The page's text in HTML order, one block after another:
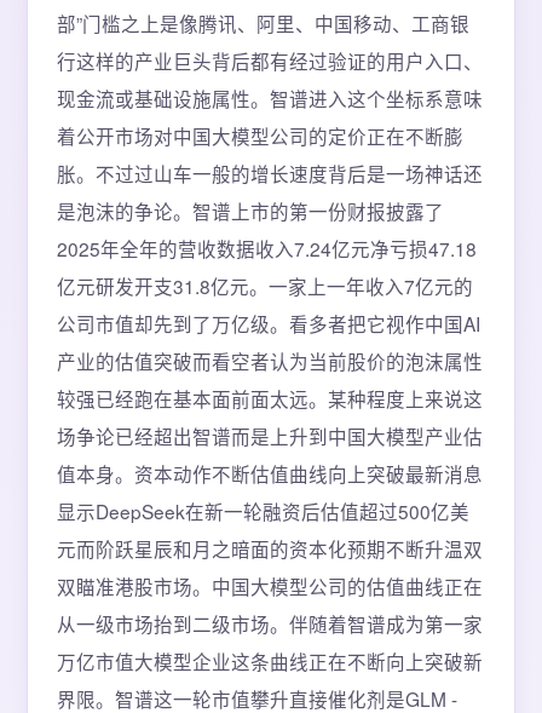
部”门槛之上是像腾讯、阿里、中国移动、工商银
行这样的产业巨头背后都有经过验证的用户入口、
现金流或基础设施属性。智谱进入这个坐标系意味
着公开市场对中国大模型公司的定价正在不断膨
胀。不过过山车一般的增长速度背后是一场神话还
是泡沫的争论。智谱上市的第一份财报披露了
2025年全年的营收数据收入7.24亿元净亏损47.18
亿元研发开支31.8亿元。一家上一年收入7亿元的
公司市值却先到了万亿级。看多者把它视作中国AI
产业的估值突破而看空者认为当前股价的泡沫属性
较强已经跑在基本面前面太远。某种程度上来说这
场争论已经超出智谱而是上升到中国大模型产业估
值本身。资本动作不断估值曲线向上突破最新消息
显示DeepSeek在新一轮融资后估值超过500亿美
元而阶跃星辰和月之暗面的资本化预期不断升温双
双瞄准港股市场。中国大模型公司的估值曲线正在
从一级市场抬到二级市场。伴随着智谱成为第一家
万亿市值大模型企业这条曲线正在不断向上突破新
界限。智谱这一轮市值攀升直接催化剂是GLM -